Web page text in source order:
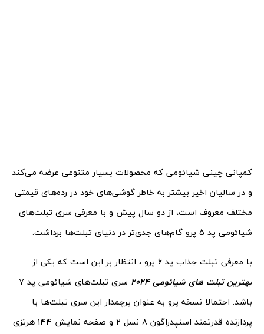
کمپانی چینی شیائومی که محصولات بسیار متنوعی عرضه می‌کند
و در سالیان اخیر بیشتر به خاطر گوشی‌های خود در رده‌های قیمتی
مختلف معروف است، از دو سال پیش و با معرفی سری تبلت‌های
شیائومی پد 5 پرو گام‌های جدی‌تر در دنیای تبلت‌ها برداشت.
با معرفی تبلت جذاب پد 6 پرو ، انتظار بر این است که یکی از
بهترین تبلت های شیائومی 2024
سری تبلت‌های شیائومی پد 7
باشد. احتمالا نسخه پرو به عنوان پرچمدار این سری تبلت‌ها با
پردازنده قدرتمند اسنپدراگون 8 نسل 2 و صفحه نمایش 144 هرتزی